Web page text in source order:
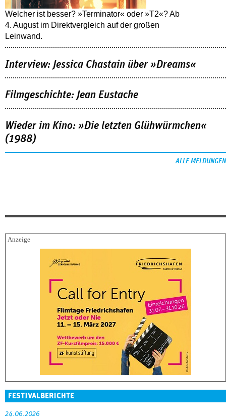
Welcher ist besser? »Terminator« oder »T2«? Ab
4. August im Direktvergleich auf der großen
Leinwand.
Interview: Jessica Chastain über »Dreams«
Filmgeschichte: Jean Eustache
Wieder im Kino: »Die letzten Glühwürmchen«
(1988)
ALLE MELDUNGEN
FESTIVALBERICHTE
24.06.2026